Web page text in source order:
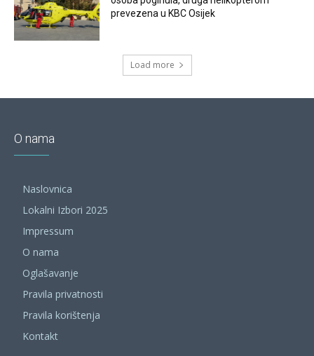
prevezena u KBC Osijek
Load more
O nama
Naslovnica
Lokalni Izbori 2025
Impressum
O nama
Oglašavanje
Pravila privatnosti
Pravila korištenja
Kontakt